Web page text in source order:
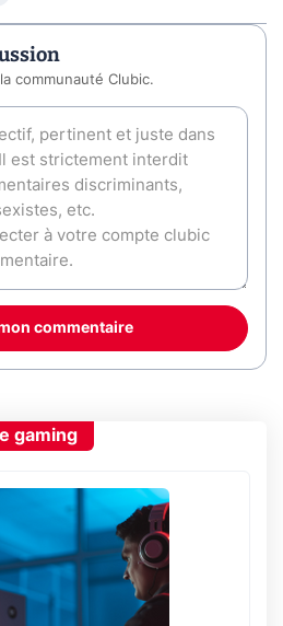
communauté Clubic.
commentaire
gaming